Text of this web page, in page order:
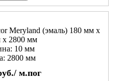
Meryland (эмаль) 180 мм х
х 2800 мм
10 мм
2800 мм
м.пог